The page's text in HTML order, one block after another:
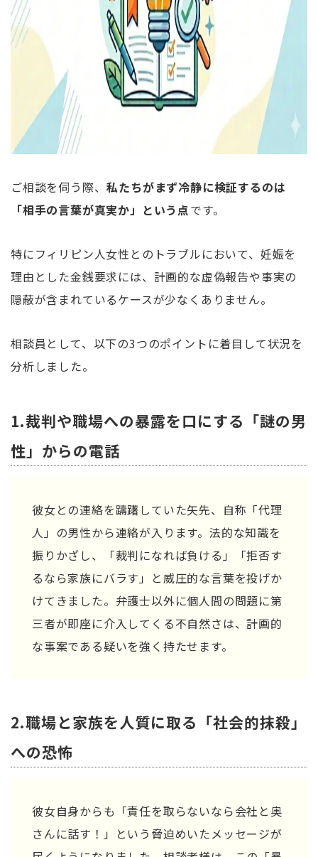
ご相談を伺う際、 私たちがまず冷静に検証するのは
「相手の言葉が真実か」という点です。
特にフィリピン人女性とのトラブルにおいて、妊娠を
理由とした金銭要求には、計画的な虚偽報告や事実の
隠蔽が含まれているケースが少なくありません。
相談員として、以下の3つのポイントに着目して状況を
分析しました。
1.裁判や職場への暴露を口にする「謎の男
性」からの電話
彼女との連絡を躊躇していた矢先、自称「代理
人」の男性から連絡が入ります。法的な知識を
振りかざし、「裁判になれば負ける」「拒否す
るなら家族にバラす」と威圧的な言葉を投げか
けてきました。弁護士以外に個人間の問題に第
三者が即座に介入してくる不自然さは、計画的
な事案である疑いを強く持たせます。
2.職場と家族を人質に取る「社会的抹殺」
への恐怖
彼女自身からも「責任を取らないなら会社と奥
さんに話す！」という脅迫めいたメッセージが